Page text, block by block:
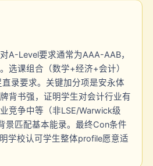
A-Level要求通常为AAA-AAB，
选课组合（数学+经济+会计）
录要求。关键加分项是安永体
背书强，证明学生对会计行业有
竞争中等（非LSE/Warwick级
景匹配基本能录。最终Con条件
学校认可学生整体profile愿意适